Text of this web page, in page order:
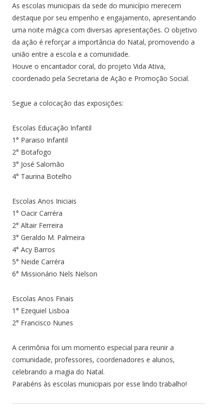
As escolas municipais da sede do município merecem
destaque por seu empenho e engajamento, apresentando
uma noite mágica com diversas apresentações. O objetivo
da ação é reforçar a importância do Natal, promovendo a
união entre a escola e a comunidade.
Houve o encantador coral, do projeto Vida Ativa,
coordenado pela Secretaria de Ação e Promoção Social.
Segue a colocação das exposições:
Escolas Educação Infantil
1° Paraiso Infantil
2° Botafogo
3° José Salomão
4° Taurina Botelho
Escolas Anos Iniciais
1° Oacir Carréra
2° Altair Ferreira
3° Geraldo M. Palmeira
4° Acy Barros
5° Neide Carréra
6° Missionário Nels Nelson
Escolas Anos Finais
1° Ezequiel Lisboa
2° Francisco Nunes
A cerimônia foi um momento especial para reunir a
comunidade, professores, coordenadores e alunos,
celebrando a magia do Natal.
Parabéns às escolas municipais por esse lindo trabalho!